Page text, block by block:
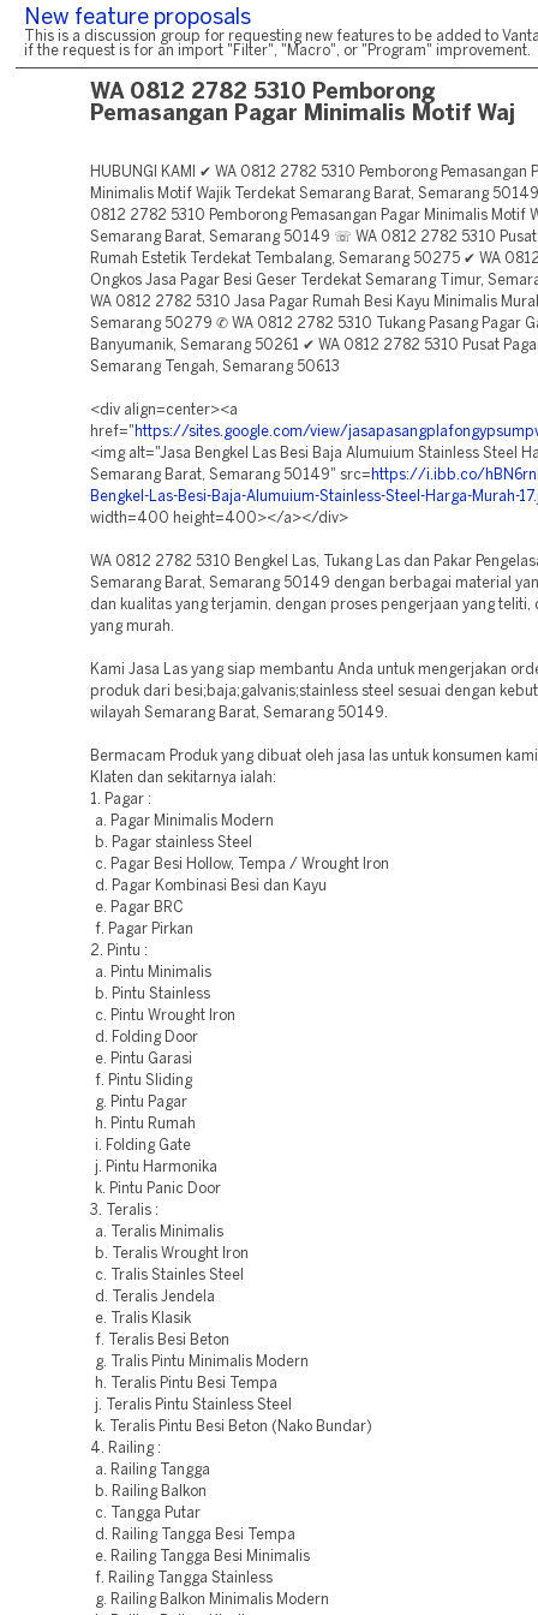
New feature proposals
This is a discussion group for requesting new features to be added to
if the request is for an import "Filter", "Macro", or "Program" improvement.
WA 0812 2782 5310 Pemborong
Pemasangan Pagar Minimalis Motif Waj
HUBUNGI KAMI ✔ WA 0812 2782 5310 Pemborong Pemasangan
Minimalis Motif Wajik Terdekat Semarang Barat, Semarang
0812 2782 5310 Pemborong Pemasangan Pagar Minimalis Motif
Semarang Barat, Semarang 50149 ☏ WA 0812 2782 5310 Pusat
Rumah Estetik Terdekat Tembalang, Semarang 50275 ✔ WA
Ongkos Jasa Pagar Besi Geser Terdekat Semarang Timur,
WA 0812 2782 5310 Jasa Pagar Rumah Besi Kayu Minimalis
Semarang 50279 ✆ WA 0812 2782 5310 Tukang Pasang Pagar
Banyumanik, Semarang 50261 ✔ WA 0812 2782 5310 Pusat
Semarang Tengah, Semarang 50613
<div align=center><a
href=" https://sites.google.com/view/
<img alt="Jasa Bengkel Las Besi Baja Alumuium Stainless Steel
Semarang Barat, Semarang 50149" src= https://i.ibb.co/
Bengkel-Las-Besi-Baja-Alumuium-Stainless-Steel-Harga-Murah-
width=400 height=400></a></div>
WA 0812 2782 5310 Bengkel Las, Tukang Las dan Pakar
Semarang Barat, Semarang 50149 dengan berbagai material
dan kualitas yang terjamin, dengan proses pengerjaan yang teliti,
yang murah.
Kami Jasa Las yang siap membantu Anda untuk mengerjakan
produk dari besi;baja;galvanis;stainless steel sesuai dengan
wilayah Semarang Barat, Semarang 50149.
Bermacam Produk yang dibuat oleh jasa las untuk konsumen
Klaten dan sekitarnya ialah:
1. Pagar :
a. Pagar Minimalis Modern
b. Pagar stainless Steel
c. Pagar Besi Hollow, Tempa / Wrought Iron
d. Pagar Kombinasi Besi dan Kayu
e. Pagar BRC
f. Pagar Pirkan
2. Pintu :
a. Pintu Minimalis
b. Pintu Stainless
c. Pintu Wrought Iron
d. Folding Door
e. Pintu Garasi
f. Pintu Sliding
g. Pintu Pagar
h. Pintu Rumah
i. Folding Gate
j. Pintu Harmonika
k. Pintu Panic Door
3. Teralis :
a. Teralis Minimalis
b. Teralis Wrought Iron
c. Tralis Stainles Steel
d. Teralis Jendela
e. Tralis Klasik
f. Teralis Besi Beton
g. Tralis Pintu Minimalis Modern
h. Teralis Pintu Besi Tempa
j. Teralis Pintu Stainless Steel
k. Teralis Pintu Besi Beton (Nako Bundar)
4. Railing :
a. Railing Tangga
b. Railing Balkon
c. Tangga Putar
d. Railing Tangga Besi Tempa
e. Railing Tangga Besi Minimalis
f. Railing Tangga Stainless
g. Railing Balkon Minimalis Modern